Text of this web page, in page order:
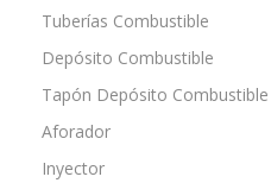
Tuberías Combustible
Depósito Combustible
Tapón Depósito Combustible
Aforador
Inyector